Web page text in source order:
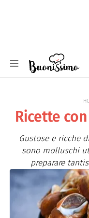
Ricette
Gustose e ricche
sono molluschi
preparare